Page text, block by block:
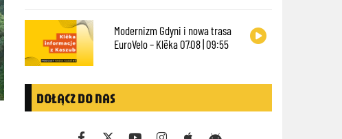
Modernizm Gdyni i nowa trasa
EuroVelo – Klëka 07.08 | 09:55
DOŁĄCZ DO NAS